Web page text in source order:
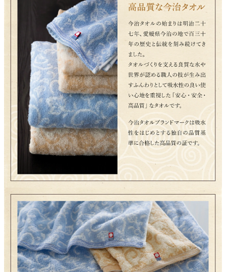
無料サンプル・資料請求